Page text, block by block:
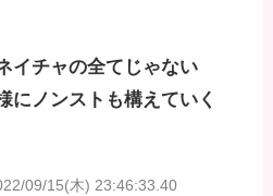
イチャの全てじゃない
にノンストも構えていく
09/15(木) 23:46:33.40